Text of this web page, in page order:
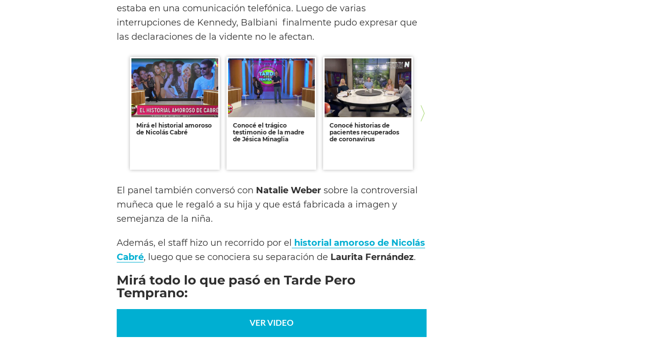
estaba en una comunicación telefónica. Luego de varias
interrupciones de Kennedy, Balbiani finalmente pudo expresar que
las declaraciones de la vidente no le afectan.
Mirá el historial amoroso
de Nicolás Cabré
Conocé el trágico
testimonio de la madre
de Jésica Minaglia
Conocé historias de
pacientes recuperados
de coronavirus
El panel también conversó con Natalie Weber sobre la controversial
muñeca que le regaló a su hija y que está fabricada a imagen y
semejanza de la niña.
Además, el staff hizo un recorrido por el historial amoroso de Nicolás
Cabré, luego que se conociera su separación de Laurita Fernández.
Mirá todo lo que pasó en Tarde Pero
Temprano:
VER VIDEO